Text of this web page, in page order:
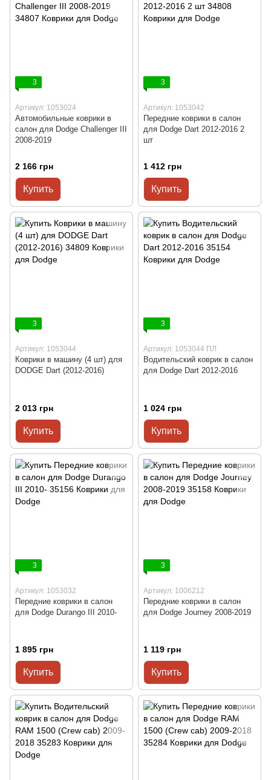
3
Артикул: 1053024
Автомобильные коврики в
салон для Dodge Challenger III
2008-2019
2 166 грн
Купить
3
Артикул: 1053042
Передние коврики в салон
для Dodge Dart 2012-2016 2
шт
1 412 грн
Купить
3
Артикул: 1053044
Коврики в машину (4 шт) для
DODGE Dart (2012-2016)
2 013 грн
Купить
3
Артикул: 1053044 ПЛ
Водительский коврик в салон
для Dodge Dart 2012-2016
1 024 грн
Купить
3
Артикул: 1053032
Передние коврики в салон
для Dodge Durango III 2010-
1 895 грн
Купить
3
Артикул: 1006212
Передние коврики в салон
для Dodge Journey 2008-2019
1 119 грн
Купить